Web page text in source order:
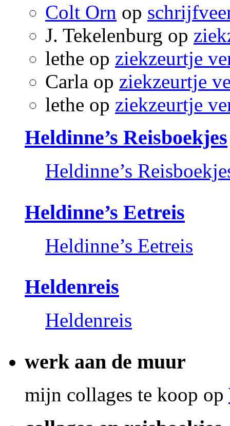
Colt Orn op
J. Tekelenburg op
lethe op ziekzeurtje
Carla op ziekzeurtje
lethe op ziekzeurtje
Heldinne’s Reisboekjes
Heldinne’s
Heldinne’s Eetreis
Heldinne’s Eetreis
Heldenreis
Heldenreis
werk aan de muur
mijn collages te koop op